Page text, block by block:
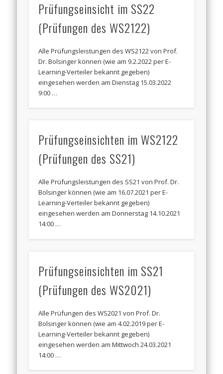
Prüfungseinsicht im SS22
(Prüfungen des WS2122)
Alle Prüfungsleistungen des WS2122 von Prof.
Dr. Bolsinger können (wie am 9.2.2022 per E-
Learning-Verteiler bekannt gegeben)
eingesehen werden am Dienstag 15.03.2022
9:00 …
Prüfungseinsichten im WS2122
(Prüfungen des SS21)
Alle Prüfungsleistungen des SS21 von Prof. Dr.
Bolsinger können (wie am 16.07.2021 per E-
Learning-Verteiler bekannt gegeben)
eingesehen werden am Donnerstag 14.10.2021
14:00 …
Prüfungseinsichten im SS21
(Prüfungen des WS2021)
Alle Prüfungen des WS2021 von Prof. Dr.
Bolsinger können (wie am 4.02.2019 per E-
Learning-Verteiler bekannt gegeben)
eingesehen werden am Mittwoch 24.03.2021
14:00 …